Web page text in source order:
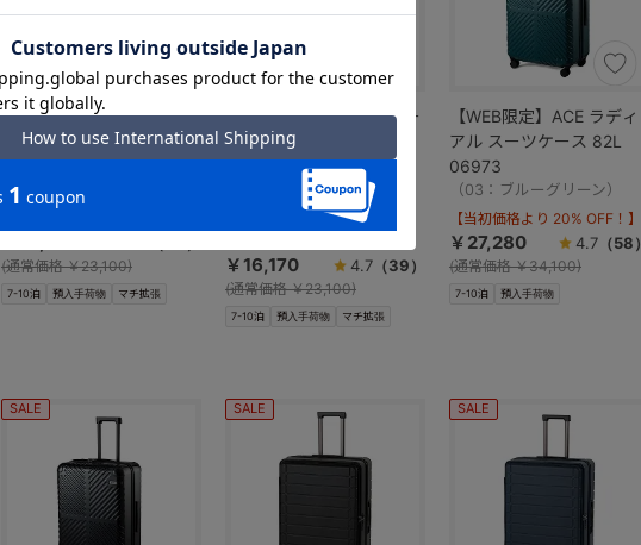
Jewelna Rose トロトゥー
ル キャンディポケットス
ーツケース Ｌサイズ
39873
（04:ミスティブルー）
7-10泊 預入手荷物 マチ拡張
(通常価格￥23,100)
Jewelna Rose トロトゥー
ル キャンディポケットス
ーツケース Ｌサイズ
（07:スリーピーラベンダ
7-10泊 預入手荷物 マチ拡張
￥16,170
(通常価格￥23,100)
4.7 （39）
【WEB限定】ACE ラディ
アル スーツケース 82L
06973
（03：ブルーグリーン）
7-10泊 預入手荷物
【当初価格より 20% OFF！】
￥27,280
(通常価格￥34,100)
4.7 （58）
SALE SALE SALE